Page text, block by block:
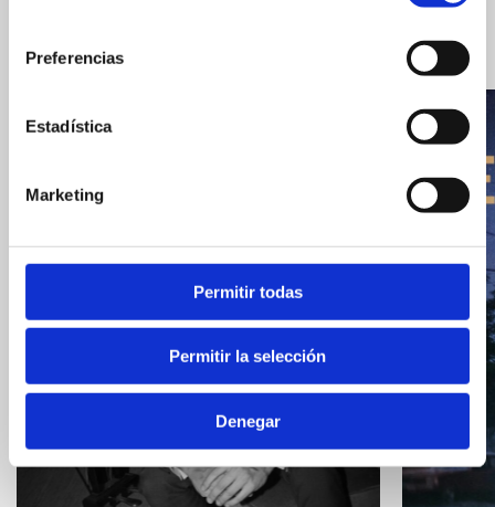
Preferencias
Estadística
Marketing
Permitir todas
Permitir la selección
Denegar